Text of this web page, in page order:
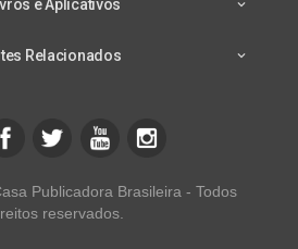
e Aplicativos
Relacionados
Publicadora Brasileira - Todos
reservados.